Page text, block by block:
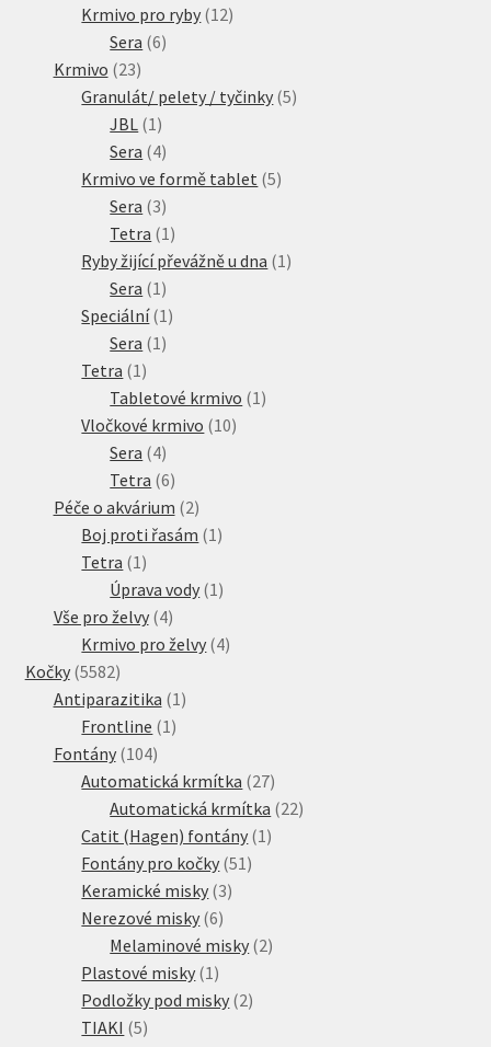
produktů
Krmivo pro ryby 1212
Sera 66
Krmivo 2323
produktů
Granulát/ pelety / tyčinky 55
JBL 1 1
produkt
Sera 44
produkty
Krmivo ve formě tablet 55
Sera 33
produkty
Tetra 1 1
produkt
Ryby žijící převážně u dna 1 1
Sera 1 1
produkt
Speciální 1 1
Sera 1 1
Tetra 1 1
produkt
Tabletové krmivo 1 1
Vločkové krmivo 1010
Sera 44
produkty
Tetra 66
produktů
Péče o akvárium 22
produkty
Boj proti řasám 1 1
Tetra 1 1
produkt
Úprava vody 1 1
Vše pro želvy 44
produkty
Krmivo pro želvy 44
Kočky 55825582
produktů
Antiparazitika 1 1
Frontline 1 1
Fontány 104104
produktů
Automatická krmítka 2727
produktů
Automatická krmítka 2222
Catit (Hagen) fontány 1 1
Fontány pro kočky 51 51
Keramické misky 33
Nerezové misky 66
produktů
Melaminové misky 22
Plastové misky 1 1
produkt
Podložky pod misky 22
TIAKI 55